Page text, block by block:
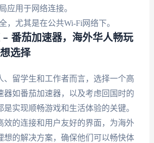
应用于网络连接。
，尤其是在公共Wi-Fi网络下。
– 番茄加速器，海外华人畅玩
选择
、留学生和工作者而言，选择一个高
器如番茄加速器，以及考虑回国时的
是实现顺畅游戏和生活体验的关键。
效的连接和用户友好的界面，为海外
想的解决方案，确保他们可以畅快体